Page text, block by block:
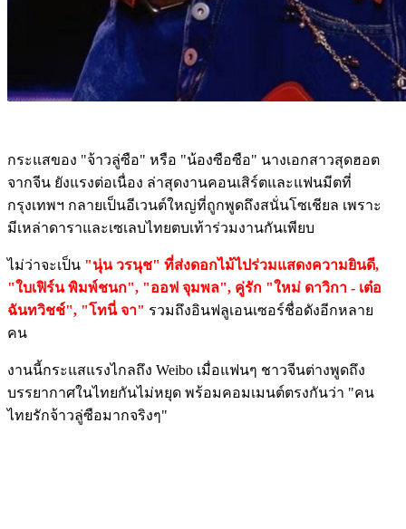
กระแสของ "จ้าวลู่ซือ" หรือ "น้องซือซือ" นางเอกสาวสุดฮอต
จากจีน ยังแรงต่อเนื่อง ล่าสุดงานคอนเสิร์ตและแฟนมีตที่
กรุงเทพฯ กลายเป็นอีเวนต์ใหญ่ที่ถูกพูดถึงสนั่นโซเชียล เพราะ
มีเหล่าดาราและเซเลบไทยตบเท้าร่วมงานกันเพียบ
ไม่ว่าจะเป็น "นุ่น วรนุช" ที่ส่งดอกไม้ไปร่วมแสดงความยินดี,
"ใบเฟิร์น พิมพ์ชนก", "ออฟ จุมพล", คู่รัก "ใหม่ ดาวิกา - เต๋อ
ฉันทวิชช์", "โทนี่ จา" รวมถึงอินฟลูเอนเซอร์ชื่อดังอีกหลาย
คน
งานนี้กระแสแรงไกลถึง Weibo เมื่อแฟนๆ ชาวจีนต่างพูดถึง
บรรยากาศในไทยกันไม่หยุด พร้อมคอมเมนต์ตรงกันว่า "คน
ไทยรักจ้าวลู่ซือมากจริงๆ"